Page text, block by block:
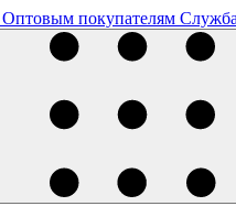
Оптовым покупателям